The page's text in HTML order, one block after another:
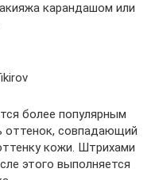
карандашом или
более популярным
оттенок, совпадающий
кожи. Штрихами
этого выполняется